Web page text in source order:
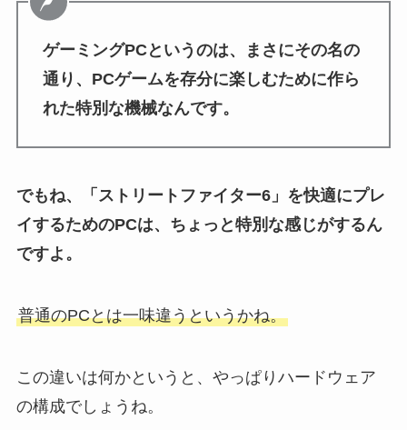
ゲーミングPCというのは、まさにその名の
通り、PCゲームを存分に楽しむために作ら
れた特別な機械なんです。
でもね、「ストリートファイター6」を快適にプレ
イするためのPCは、ちょっと特別な感じがするん
ですよ。
普通のPCとは一味違うというかね。
この違いは何かというと、やっぱりハードウェア
の構成でしょうね。